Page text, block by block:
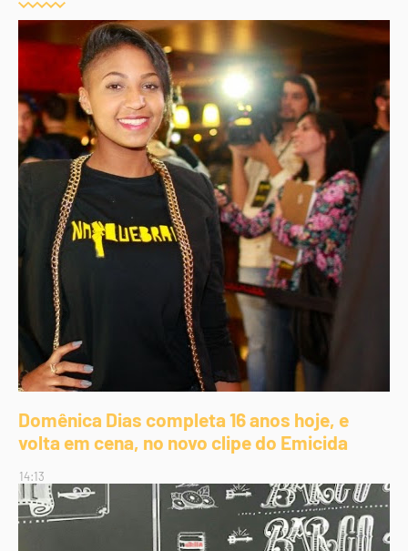
Domênica Dias completa 16 anos hoje, e
volta em cena, no novo clipe do Emicida
14:13